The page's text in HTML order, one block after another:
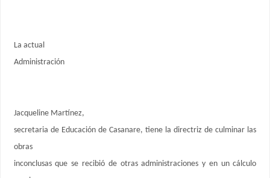
La actual
Administración
Jacqueline Martínez,
secretaria de Educación de Casanare, tiene la directriz de culminar las
obras
inconclusas que se recibió de otras administraciones y en un cálculo